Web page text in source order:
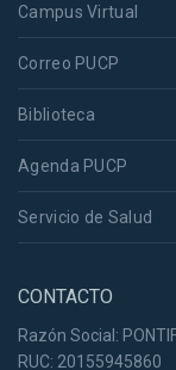
Campus Virtual
Correo PUCP
Biblioteca
Agenda PUCP
Servicio de Salud
CONTACTO
Razón Social:
RUC: 20155945860